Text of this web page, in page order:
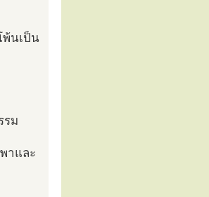
พ้นเป็น
รม
าและ